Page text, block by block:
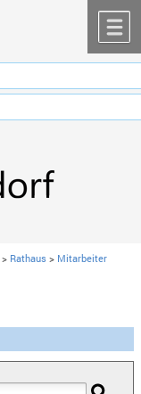
> Rathaus > Mitarbeiter